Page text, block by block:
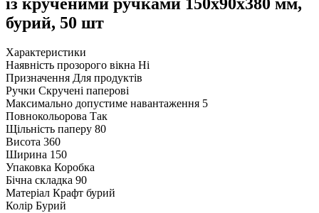
бурий, 50 шт
Характеристики
Наявність прозорого вікна Ні
Призначення Для продуктів
Ручки Скручені паперові
Максимально допустиме навантаження 5
Повнокольорова Так
Щільність паперу 80
Висота 360
Ширина 150
Упаковка Коробка
Бічна складка 90
Матеріал Крафт бурий
Колір Бурий